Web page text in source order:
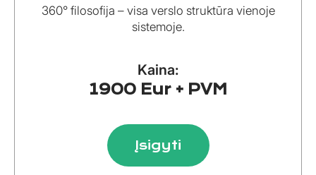
360° filosofija – visa verslo struktūra vienoje
sistemoje.
Kaina:
1900 Eur + PVM
Įsigyti